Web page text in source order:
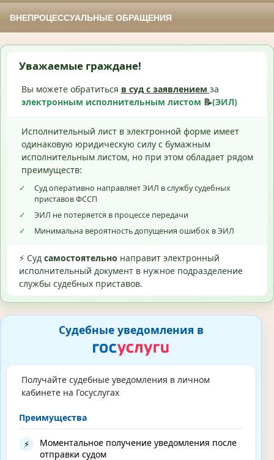
ВНЕПРОЦЕССУАЛЬНЫЕ ОБРАЩЕНИЯ
Уважаемые граждане!
Вы можете обратиться в суд с заявлением за
электронным исполнительным листом 📝(ЭИЛ)
Исполнительный лист в электронной форме имеет
одинаковую юридическую силу с бумажным
исполнительным листом, но при этом обладает рядом
преимуществ:
✓
Суд оперативно направляет ЭИЛ в службу судебных
приставов ФССП
✓
ЭИЛ не потеряется в процессе передачи
✓
Минимальна вероятность допущения ошибок в ЭИЛ
⚡ Суд самостоятельно направит электронный
исполнительный документ в нужное подразделение
службы судебных приставов.
Судебные уведомления в
Получайте судебные уведомления в личном
кабинете на Госуслугах
Преимущества
⚡
Моментальное получение уведомления после
отправки судом